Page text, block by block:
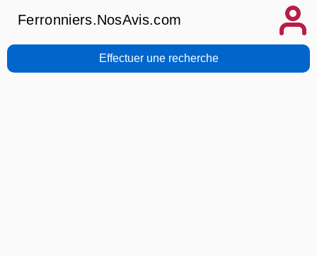
Ferronniers.NosAvis.com
Effectuer une recherche